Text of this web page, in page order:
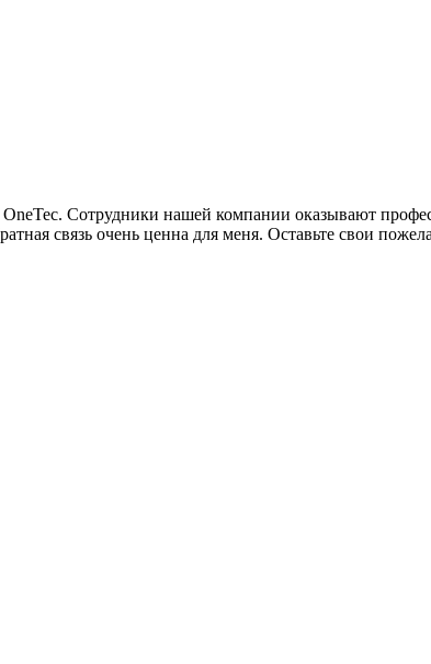
Сотрудники нашей компании оказывают
связь очень ценна для меня. Оставьте свои